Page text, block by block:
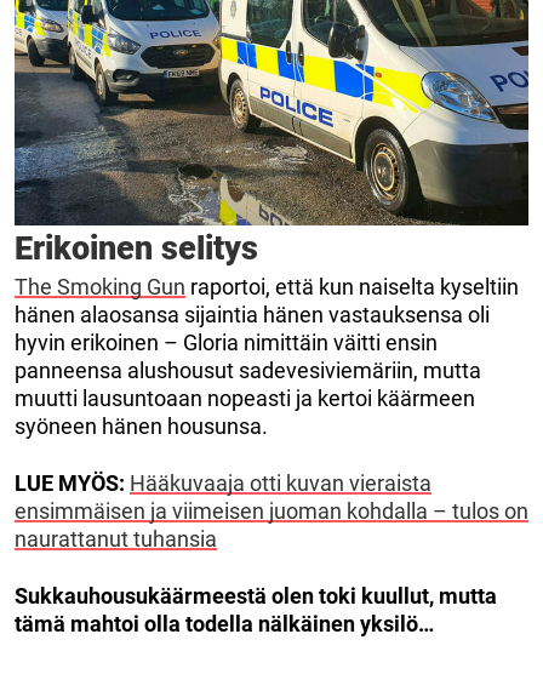
Erikoinen selitys
The Smoking Gun raportoi, että kun naiselta kyseltiin
hänen alaosansa sijaintia hänen vastauksensa oli
hyvin erikoinen – Gloria nimittäin väitti ensin
panneensa alushousut sadevesiviemäriin, mutta
muutti lausuntoaan nopeasti ja kertoi käärmeen
syöneen hänen housunsa.
LUE MYÖS: Hääkuvaaja otti kuvan vieraista
ensimmäisen ja viimeisen juoman kohdalla – tulos on
naurattanut tuhansia
Sukkauhousukäärmeestä olen toki kuullut, mutta
tämä mahtoi olla todella nälkäinen yksilö…